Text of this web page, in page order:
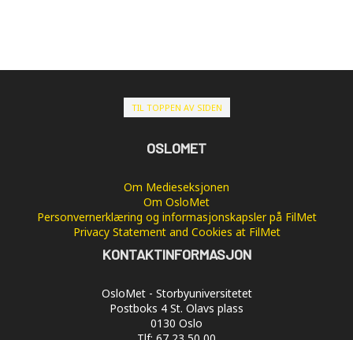
TIL TOPPEN AV SIDEN
OSLOMET
Om Medieseksjonen
Om OsloMet
Personvernerklæring og informasjonskapsler på FilMet
Privacy Statement and Cookies at FilMet
KONTAKTINFORMASJON
OsloMet - Storbyuniversitetet
Postboks 4 St. Olavs plass
0130 Oslo